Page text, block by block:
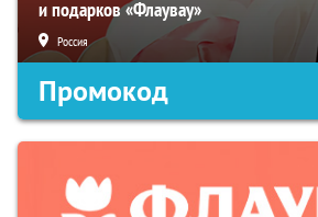
и подарков «Флаувау»
Россия
Промокод